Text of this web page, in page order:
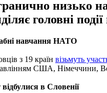
низько
головні
навчання НАТО
з 19 країн візьмуть
США, Німеччини,
в Словенії